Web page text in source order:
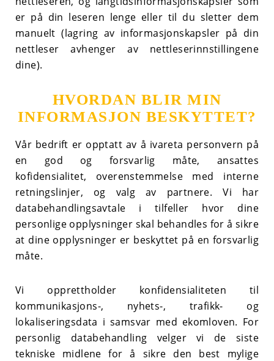
er på din leseren lenge eller til du sletter dem
manuelt (lagring av informasjonskapsler på din
nettleser avhenger av nettleserinnstillingene
dine).
HVORDAN BLIR MIN
INFORMASJON BESKYTTET?
Vår bedrift er opptatt av å ivareta personvern på
en god og forsvarlig måte, ansattes
kofidensialitet, overenstemmelse med interne
retningslinjer, og valg av partnere. Vi har
databehandlingsavtale i tilfeller hvor dine
personlige opplysninger skal behandles for å sikre
at dine opplysninger er beskyttet på en forsvarlig
måte.
Vi opprettholder konfidensialiteten til
kommunikasjons-, nyhets-, trafikk- og
lokaliseringsdata i samsvar med ekomloven. For
personlig databehandling velger vi de siste
tekniske midlene for å sikre den best mylige